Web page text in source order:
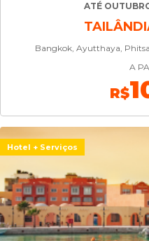
ATÉ
Bangkok, Ayutthaya,
A
R$
Hotel + Serviços